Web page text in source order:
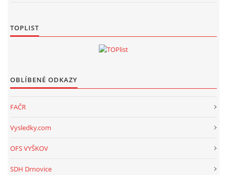
TOPLIST
OBLÍBENÉ ODKAZY
FAČR
Vysledky.com
OFS VYŠKOV
SDH Drnovice